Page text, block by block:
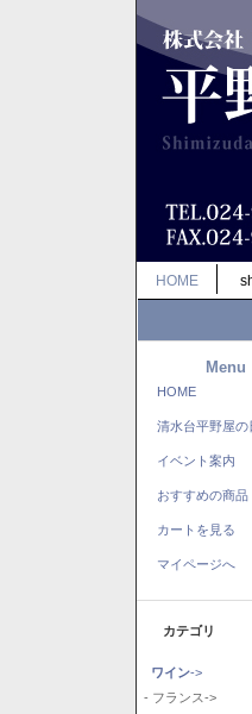
HOME
Menu
HOME
清水台平野屋の
イベント案内
おすすめの商品
カートを見る
マイページへ
カテゴリ
ワイン->
- フランス->